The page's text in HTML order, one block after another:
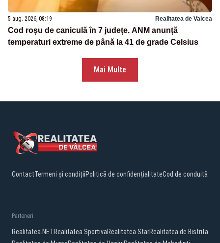
5 aug. 2026, 08:19 Realitatea de Valcea
Cod roșu de caniculă în 7 județe. ANM anunță
temperaturi extreme de până la 41 de grade Celsius
Mai Multe
ContactTermeni și condițiiPolitică de confidențialitateCod de conduită
Parteneri:
Realitatea.NETRealitatea SportivaRealitatea StarRealitatea de Bistrita